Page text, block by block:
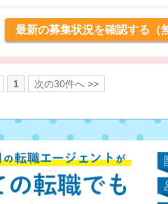
最新の募集状況を確認する（
1 次の30件へ >>